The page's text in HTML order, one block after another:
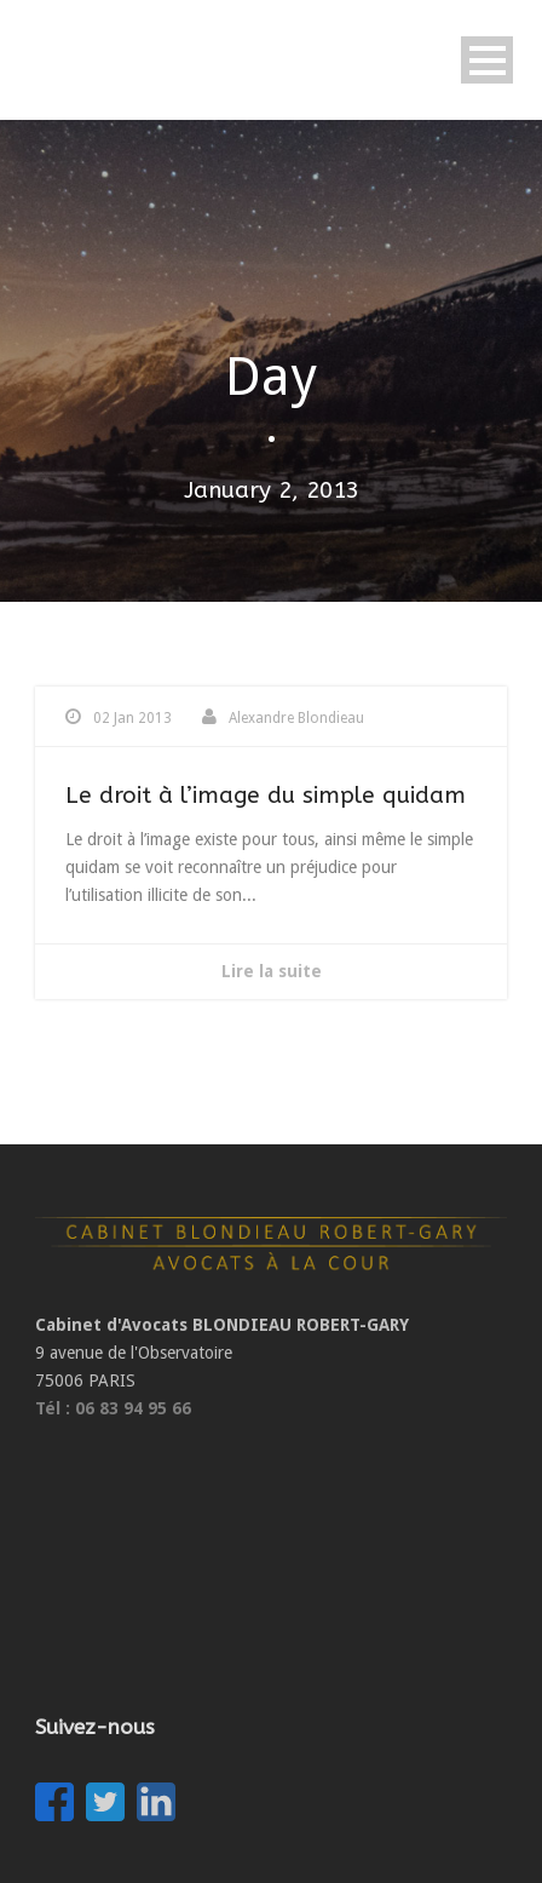
Day
•
January 2, 2013
02 Jan 2013 Alexandre Blondieau
Le droit à l’image du simple quidam
Le droit à l’image existe pour tous, ainsi même le simple
quidam se voit reconnaître un préjudice pour
l’utilisation illicite de son...
Lire la suite
Cabinet d'Avocats BLONDIEAU ROBERT-GARY
9 avenue de l'Observatoire
75006 PARIS
Tél : 06 83 94 95 66
Suivez-nous